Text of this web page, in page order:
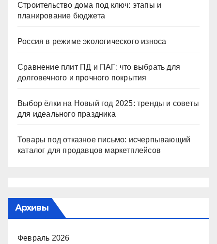
Строительство дома под ключ: этапы и
планирование бюджета
Россия в режиме экологического износа
Сравнение плит ПД и ПАГ: что выбрать для
долговечного и прочного покрытия
Выбор ёлки на Новый год 2025: тренды и советы
для идеального праздника
Товары под отказное письмо: исчерпывающий
каталог для продавцов маркетплейсов
Архивы
Февраль 2026